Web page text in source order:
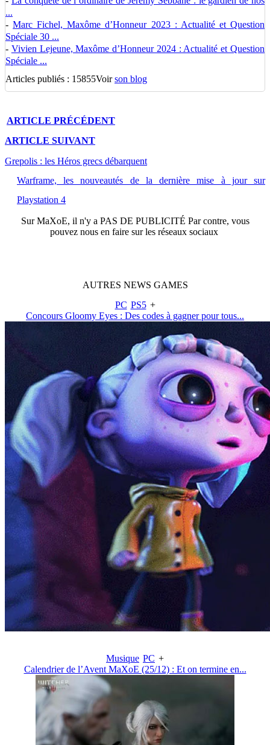
...
-Marc Fichel, Maxôme d’Honneur 2023 : Actualité et Question
Spéciale 30 ...
- Vivien Lejeune, Maxôme d’Honneur 2024 : Actualité et Question
Spéciale ...
Articles publiés : 15855Voirson blog
ARTICLE PRÉCÉDENT
ARTICLE SUIVANT
Grepolis : les Héros grecs débarquent
Warframe, les nouveautés de la dernière mise à jour sur
Playstation 4
SurMaXoE, il n'y a PAS DE PUBLICITÉ Par contre, vous
pouvez nous en faire sur les réseaux sociaux
AUTRES NEWS GAMES
PC PS5 +
Concours Gloomy Eyes : Des codes à gagner pour tous...
Musique PC +
Calendrier de l’Avent MaXoE (25/12) : Et on termine en...